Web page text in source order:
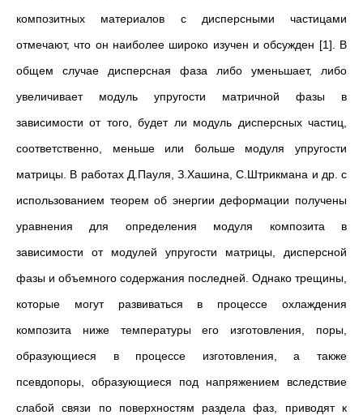
композитных материалов с дисперсными частицами
отмечают, что он наиболее широко изучен и обсужден [1]. В
общем случае дисперсная фаза либо уменьшает, либо
увеличивает модуль упругости матричной фазы в
зависимости от того, будет ли модуль дисперсных частиц,
соответственно, меньше или больше модуля упругости
матрицы. В работах Д.Пауля, З.Хашина, С.Штрикмана и др. с
использованием теорем об энергии деформации получены
уравнения для определения модуля композита в
зависимости от модулей упругости матрицы, дисперсной
фазы и объемного содержания последней. Однако трещины,
которые могут развиваться в процессе охлаждения
композита ниже температуры его изготовления, поры,
образующиеся в процессе изготовления, а также
псевдопоры, образующиеся под напряжением вследствие
слабой связи по поверхностям раздела фаз, приводят к